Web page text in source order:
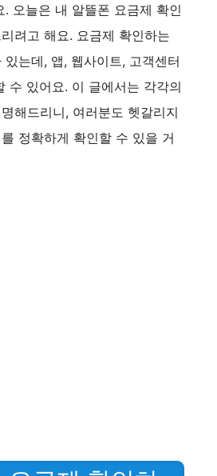
. 오늘은 내 알뜰폰 요금제 확인
려고 해요. 요금제 확인하는
는데, 앱, 웹사이트, 고객센터
수 있어요. 이 글에서는 각각의
해드리니, 여러분도 헷갈리지
정확하게 확인할 수 있을 거